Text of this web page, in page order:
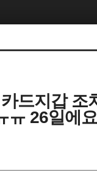
드지갑 조
ㅠ 26일에